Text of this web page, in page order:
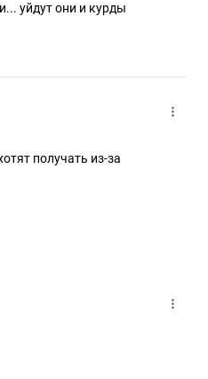
уйдут они и курды
получать из-за